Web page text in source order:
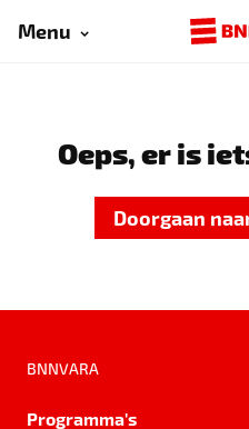
Menu
Oeps, er is
Doorgaan
BNNVARA
Programma's